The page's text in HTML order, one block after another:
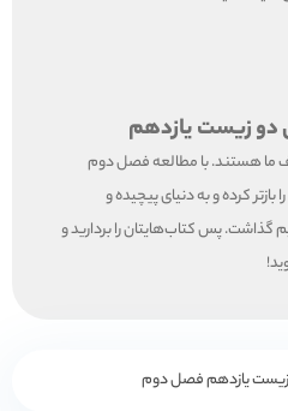
زیست یازدهم
ما هستند. با مطالعه فصل دوم
کرده و به دنیای پیچیده و
پس کتاب‌هایتان را بردارید و
یازدهم فصل دوم